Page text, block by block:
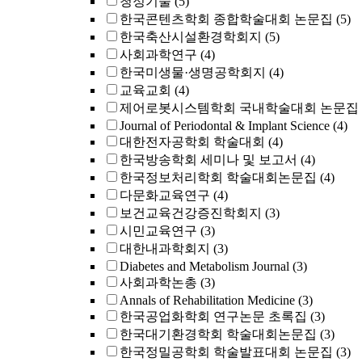
한국콘텐츠학회 종합학술대회 논문집 (5)
한국축산시설환경학회지 (5)
사회과학연구 (4)
한국미생물·생명공학회지 (4)
교육교회 (4)
제어로봇시스템학회 국내학술대회 논문집
Journal of Periodontal & Implant Science (4)
대한전자공학회 학술대회 (4)
한국방송학회 세미나 및 보고서 (4)
한국정보처리학회 학술대회논문집 (4)
다문화교육연구 (4)
보건교육건강증진학회지 (3)
시민교육연구 (3)
대한내과학회지 (3)
Diabetes and Metabolism Journal (3)
사회과학논총 (3)
Annals of Rehabilitation Medicine (3)
한국공업화학회 연구논문 초록집 (3)
한국대기환경학회 학술대회논문집 (3)
한국정밀공학회 학술발표대회 논문집 (3)